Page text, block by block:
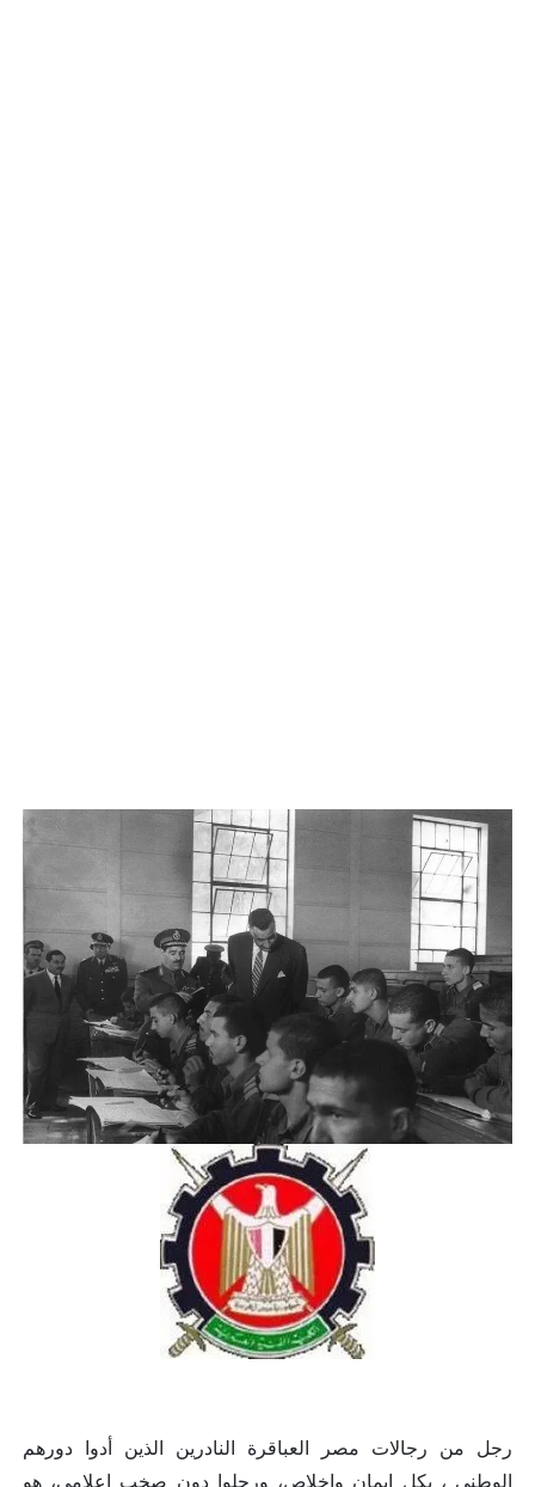
رجل من رجالات مصر العباقرة النادرين الذين أدوا دورهم
الوطني ، بكل إيمان وإخلاص، ورحلوا دون صخب إعلامي، هو